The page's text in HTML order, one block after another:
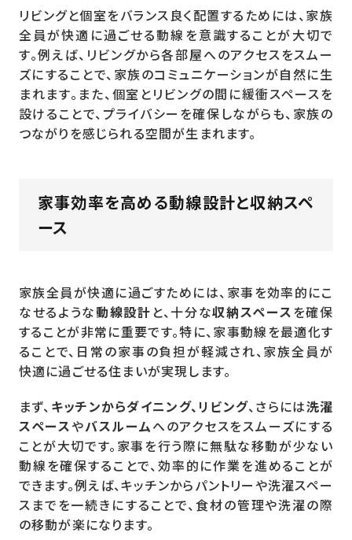
リビングと個室をバランス良く配置するためには、家族
全員が快適に過ごせる動線を意識することが大切で
す。例えば、リビングから各部屋へのアクセスをスムー
ズにすることで、家族のコミュニケーションが自然に生
まれます。また、個室とリビングの間に緩衝スペースを
設けることで、プライバシーを確保しながらも、家族の
つながりを感じられる空間が生まれます。
家事効率を高める動線設計と収納スペ
ース
家族全員が快適に過ごすためには、家事を効率的にこ
なせるような動線設計 と、十分な収納スペースを確保
することが非常に重要です。特に、家事動線を最適化す
ることで、日常の家事の負担が軽減され、家族全員が
快適に過ごせる住まいが実現します。
まず、 キッチンからダイニング、リビング、さらには洗濯
スペースやバスルームへのアクセスをスムーズにする
ことが大切です。家事を行う際に無駄な移動が少ない
動線を確保することで、効率的に作業を進めることが
できます。例えば、キッチンからパントリーや洗濯スペー
スまでを一続きにすることで、食材の管理や洗濯の際
の移動が楽になります。